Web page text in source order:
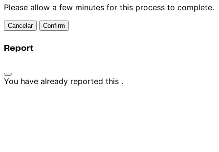
Please allow a few minutes for this process to complete.
Confirm
Report
You have already reported this .